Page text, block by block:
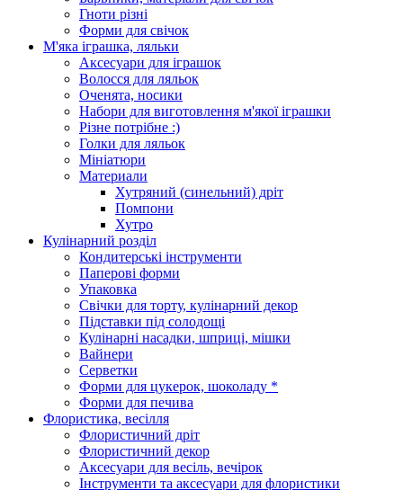
Гноти різні
Форми для свічок
М'яка іграшка, ляльки
Аксесуари для іграшок
Волосся для ляльок
Оченята, носики
Набори для виготовлення м'якої іграшки
Різне потрібне :)
Голки для ляльок
Мініатюри
Материали
Хутряний (синельний) дріт
Помпони
Хутро
Кулінарний розділ
Кондитерські інструменти
Паперові форми
Упаковка
Свічки для торту, кулінарний декор
Підставки під солодощі
Кулінарні насадки, шприці, мішки
Вайнери
Серветки
Форми для цукерок, шоколаду *
Форми для печива
Флористика, весілля
Флористичний дріт
Флористичний декор
Аксесуари для весіль, вечірок
Інструменти та аксесуари для флористики